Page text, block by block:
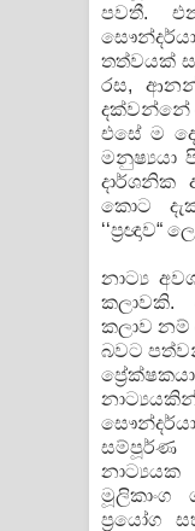
පවතී.
තත්වයක්
රස,
දක්වන්නේ
එසේ ම
මනුෂ්‍යයා
කොට
නාට්‍ය
කලාවකි.
කලාව නම්
බවට
ප්‍රයෝග